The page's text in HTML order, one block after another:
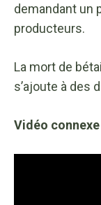
demandant un
producteurs.
La mort de
s’ajoute à des
Vidéo connexe